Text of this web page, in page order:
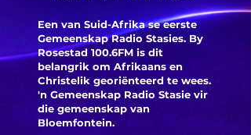
Een van Suid-Afrika se eerste
Gemeenskap Radio Stasies. By
Rosestad 100.6FM is dit
belangrik om Afrikaans en
Christelik georiënteerd te wees.
'n Gemeenskap Radio Stasie vir
die gemeenskap van
Bloemfontein.